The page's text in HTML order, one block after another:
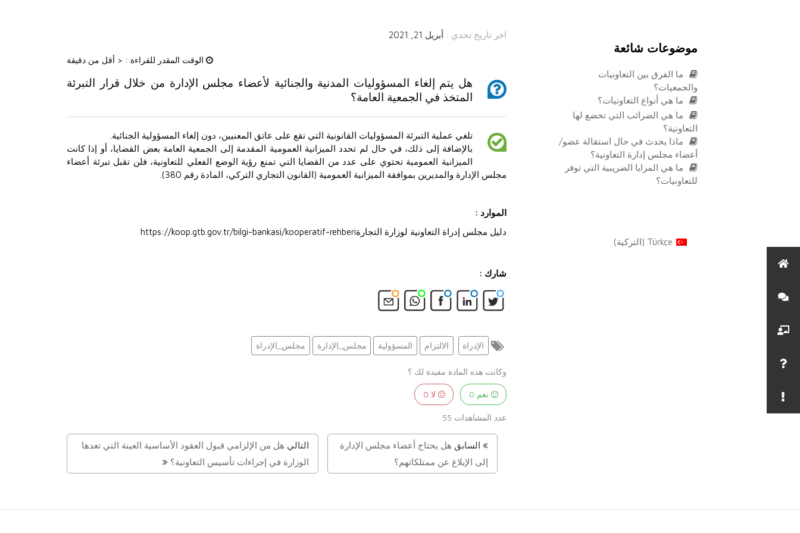
اخر تاريخ تحدي : أبريل 21, 2021
الوقت المقدر للقراءة : < أقل من دقيقة
هل يتم إلغاء المسؤوليات المدنية والجنائية لأعضاء مجلس الإدارة من خلال قرار التبرئة
المتخذ في الجمعية العامة؟
تلغي عملية التبرئة المسؤوليات القانونية التي تقع على عاتق المعنيين، دون إلغاء المسؤولية الجنائية.
بالإضافة إلى ذلك، في حال لم تحدد الميزانية العمومية المقدمة إلى الجمعية العامة بعض القضايا، أو إذا كانت
الميزانية العمومية تحتوي على عدد من القضايا التي تمنع رؤية الوضع الفعلي للتعاونية، فلن تقبل تبرئة أعضاء
مجلس الإدارة والمديرين بموافقة الميزانية العمومية (القانون التجاري التركي، المادة رقم 380).
الموارد :
دليل مجلس إدراة التعاونية لوزارة التجارةhttps://koop.gtb.gov.tr/bilgi-bankasi/kooperatif-rehberi
شارك :
الإدراة الالتزام المسؤولية مجلس_الإدارة مجلس_الإدراة
وكانت هذه المادة مفيدة لك ؟
نعم 0 لا 0
عدد المشاهدات 55
السابق هل يحتاج أعضاء مجلس الإدارة
إلى الإبلاغ عن ممتلكاتهم؟
التالي هل من الإلزامي قبول العقود الأساسية العينة التي تعدها
الوزارة في إجراءات تأسيس التعاونية؟
موضوعات شائعة
ما الفرق بين التعاونيات
والجمعيات؟
ما هي أنواع التعاونيات؟
ما هي الضرائب التي تخضع لها
التعاونية؟
ماذا يحدث في حال استقالة عضو/
أعضاء مجلس إدارة التعاونية؟
ما هي المزايا الضريبية التي توفر
للتعاونيات؟
Türkçe
(التركية)